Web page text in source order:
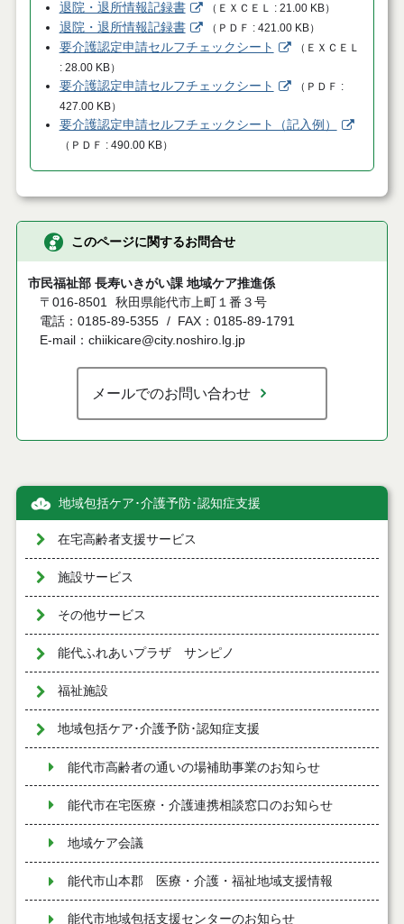
退院・退所情報記録書 （ ＥＸＣＥＬ 21.00 KB）
退院・退所情報記録書 （ ＰＤＦ 421.00 KB）
要介護認定申請セルフチェックシート （ ＥＸＣＥＬ
28.00 KB）
要介護認定申請セルフチェックシート （ ＰＤＦ
427.00 KB）
要介護認定申請セルフチェックシート（記入例）
（ ＰＤＦ 490.00 KB）
このページに関するお問合せ
市民福祉部 長寿いきがい課 地域ケア推進係
〒016-8501 秋田県能代市上町１番３号
電話：0185-89-5355
FAX：0185-89-1791
E-mail：chiikicare@city.noshiro.lg.jp
メールでのお問い合わせ
地域包括ケア･介護予防･認知症支援
在宅高齢者支援サービス
施設サービス
その他サービス
能代ふれあいプラザ サンピノ
福祉施設
地域包括ケア･介護予防･認知症支援
能代市高齢者の通いの場補助事業のお知らせ
能代市在宅医療・介護連携相談窓口のお知らせ
地域ケア会議
能代市山本郡 医療・介護・福祉地域支援情報
能代市地域包括支援センターのお知らせ